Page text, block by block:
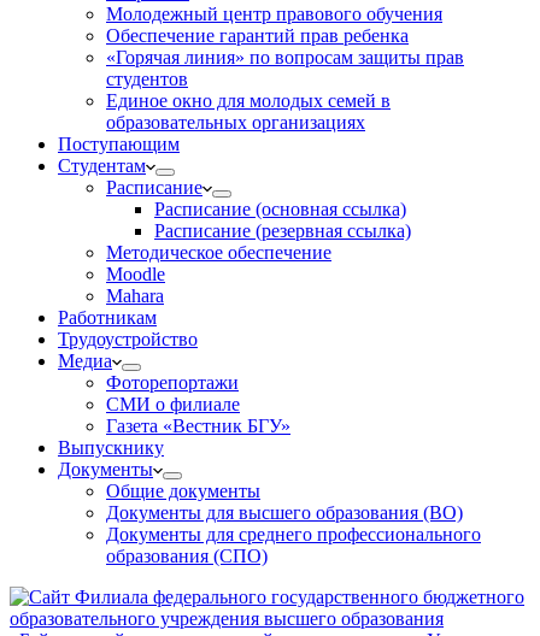
Молодежный центр правового обучения
Обеспечение гарантий прав ребенка
«Горячая линия» по вопросам защиты прав
студентов
Единое окно для молодых семей в
образовательных организациях
Поступающим
Студентам
Расписание
Расписание (основная ссылка)
Расписание (резервная ссылка)
Методическое обеспечение
Moodle
Mahara
Работникам
Трудоустройство
Медиа
Фоторепортажи
СМИ о филиале
Газета «Вестник БГУ»
Выпускнику
Документы
Общие документы
Документы для высшего образования (ВО)
Документы для среднего профессионального
образования (СПО)